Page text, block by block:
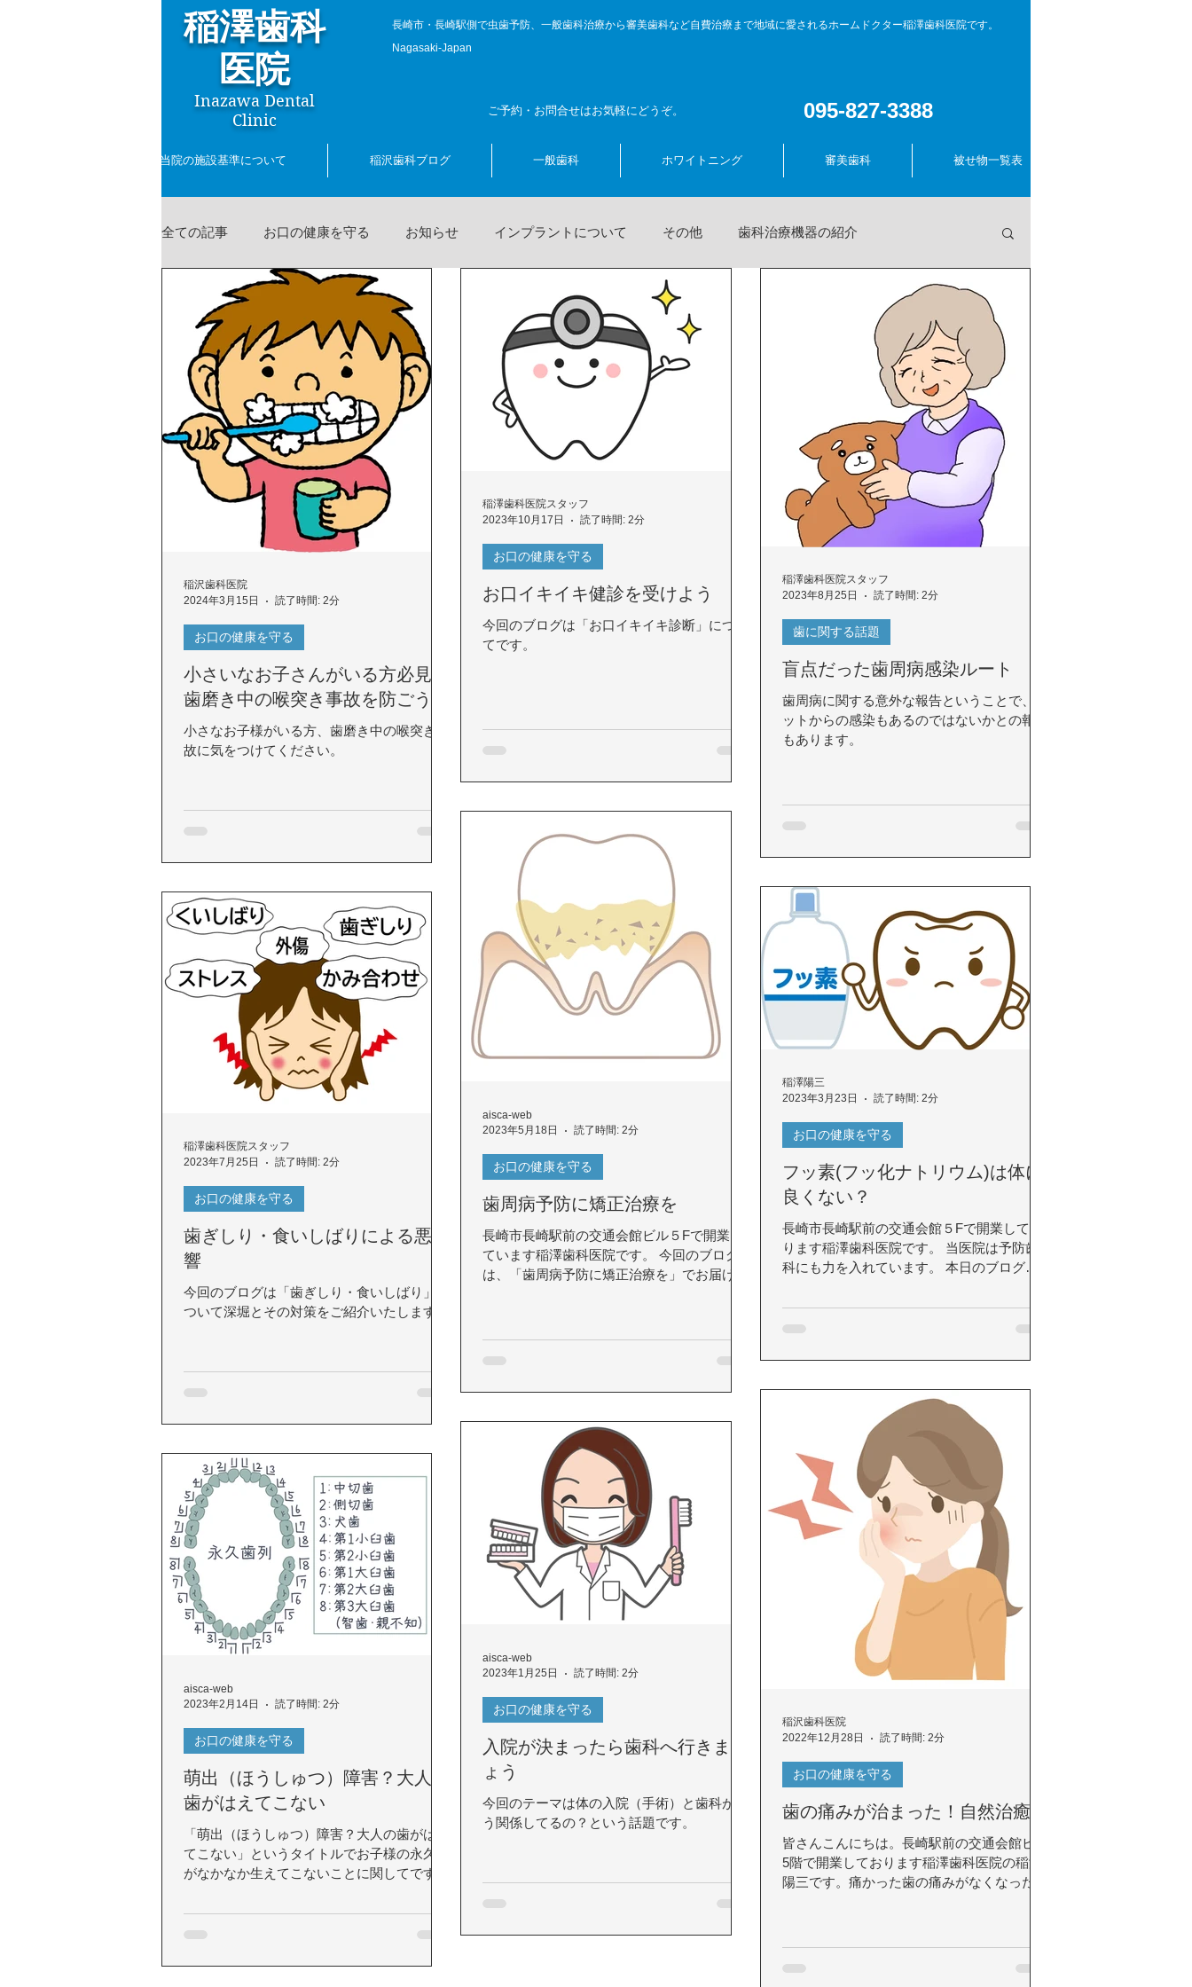
稲澤歯科
医院
Inazawa Dental
Clinic
長崎市・長崎駅側で虫歯予防、一般歯科治療から審美歯科など自費治療まで地域に愛されるホームドクター稲澤歯科医院です。
​Nagasaki-Japan
ご予約・お問合せはお気軽にどうぞ。 095-827-3388
当院の施設基準について 稲沢歯科ブログ 一般歯科 ホワイトニング 審美歯科 被せ物一覧表
全ての記事 お口の健康を守る お知らせ インプラントについて その他 歯科治療機器の紹介
歯に関する話題 ホワイトニング 歯科治療に関する話題 キャンペーン 口臭について
稲澤陽三の書簡 コロナ対策
小さいなお子さんがいる方必見！
歯磨き中の喉突き事故を防ごう
小さなお子様がいる方、歯磨き中の喉突き事
故に気をつけてください。
お口の健康を守る
稲沢歯科医院
2024年3月15日
読了時間: 2分 お口イキイキ健診を受けよう
今回のブログは「お口イキイキ診断」につい
てです。
お口の健康を守る
稲澤歯科医院スタッフ
2023年10月17日
読了時間: 2分
盲点だった歯周病感染ルート
歯周病に関する意外な報告ということで、ペ
ットからの感染もあるのではないかとの報告
もあります。
歯に関する話題
稲澤歯科医院スタッフ
2023年8月25日
読了時間: 2分
歯ぎしり・食いしばりによる悪影
響
今回のブログは「歯ぎしり・食いしばり」に
ついて深堀とその対策をご紹介いたします。
お口の健康を守る
稲澤歯科医院スタッフ
2023年7月25日
読了時間: 2分
歯周病予防に矯正治療を
長崎市長崎駅前の交通会館ビル５Fで開業し
ています稲澤歯科医院です。 今回のブログ
は、「歯周病予防に矯正治療を」でお届けし
お口の健康を守る
aisca-web
2023年5月18日
読了時間: 2分
フッ素(フッ化ナトリウム)は体に
良くない？
長崎市長崎駅前の交通会館５Fで開業してお
ります稲澤歯科医院です。 当医院は予防歯
科にも力を入れています。 本日のブログ
ない？」と題してお届けいたします。
お口の健康を守る
稲澤陽三
2023年3月23日
読了時間: 2分
萌出（ほうしゅつ）障害？大人の
歯がはえてこない
「萌出（ほうしゅつ）障害？大人の歯がはえ
てこない」というタイトルでお子様の永久歯
がなかなか生えてこないことに関してです。
お口の健康を守る
aisca-web
2023年2月14日
読了時間: 2分
入院が決まったら歯科へ行きまし
ょう
今回のテーマは体の入院（手術）と歯科がど
う関係してるの？という話題です。
お口の健康を守る
aisca-web
2023年1月25日
読了時間: 2分
歯の痛みが治まった！自然治癒？
皆さんこんにちは。長崎駅前の交通会館ビル
5階で開業しております稲澤歯科医院の稲澤
陽三です。痛かった歯の痛みがなくなったと
お口の健康を守る
稲沢歯科医院
2022年12月28日
読了時間: 2分